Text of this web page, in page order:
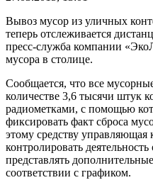
Вывоз мусор из уличных
теперь отслеживается
пресс-служба компании
мусора в столице.
Сообщается, что все
количестве 3,6 тысячи штук
радиометками, с помощью
фиксировать факт сброса
этому средству
контролировать
представлять
соответствии с графиком.